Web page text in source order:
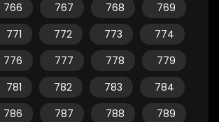
766 767 768
769
771 772 773
774
776 777 778
779
781 782 783
784
786 787 788
789